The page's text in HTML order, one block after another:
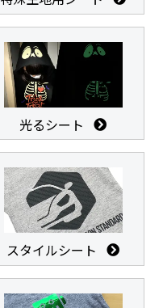
光るシート
スタイルシート